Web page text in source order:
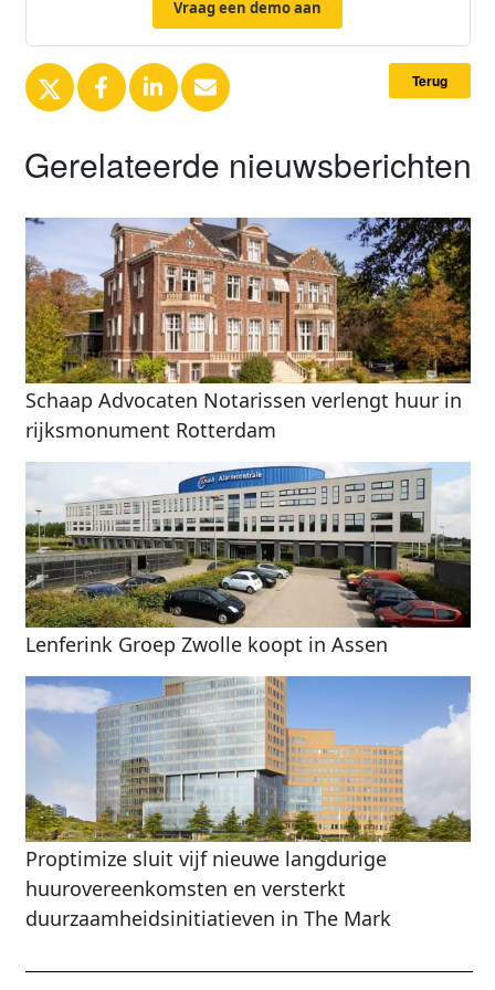
Vraag een demo aan
Terug
Gerelateerde nieuwsberichten
Schaap Advocaten Notarissen verlengt huur in
rijksmonument Rotterdam
Lenferink Groep Zwolle koopt in Assen
Proptimize sluit vijf nieuwe langdurige
huurovereenkomsten en versterkt
duurzaamheidsinitiatieven in The Mark